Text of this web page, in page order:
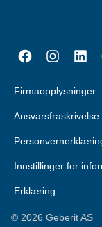
Firmaopplysninger
Ansvarsfraskrivelse
Innstillinger for
Erklæring
© 2026 Geberit AS